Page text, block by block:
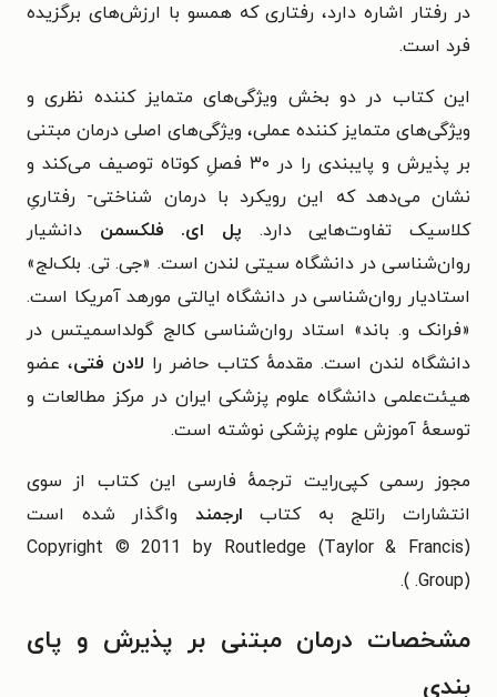
در رفتار اشاره دارد، رفتاری که همسو با ارزش‌های برگزیده
فرد است.
این کتاب در دو بخش ویژگی‌های متمایز کننده نظری و
ویژگی‌های متمایز کننده عملی، ویژگی‌های اصلی درمان مبتنی
بر پذیرش و پایبندی را در ۳۰ فصلِ کوتاه توصیف می‌کند و
نشان می‌دهد که این رویکرد با درمان شناختی- رفتاریِ
کلاسیک تفاوت‌هایی دارد. پل ای. فلکسمن دانشیار
روان‌شناسی در دانشگاه سیتی لندن است. «جی. تی. بلک‌لج»
استادیار روان‌شناسی در دانشگاه ایالتی مورهد آمریکا است.
«فرانک و. باند» استاد روان‌شناسی کالج گولداسمیتس در
دانشگاه لندن است. مقدمهٔ کتاب حاضر را لادن فتی، عضو
هیئت‌علمی دانشگاه علوم پزشکی ایران در مرکز مطالعات و
توسعهٔ آموزش علوم پزشکی نوشته است.
مجوز رسمی کپی‌رايت ترجمهٔ فارسی اين کتاب از سوی
انتشارات راتلج به کتاب ارجمند واگذار شده است
(Copyright © 2011 by Routledge (Taylor & Francis
Group). ).
مشخصات درمان مبتنی بر پذیرش و پای
بندی